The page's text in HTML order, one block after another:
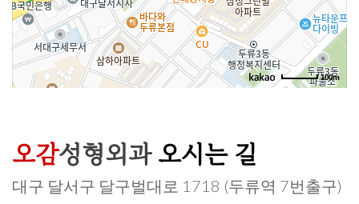
100m
오감성형외과 오시는 길
대구 달서구 달구벌대로 1718 (두류역 7번출구)